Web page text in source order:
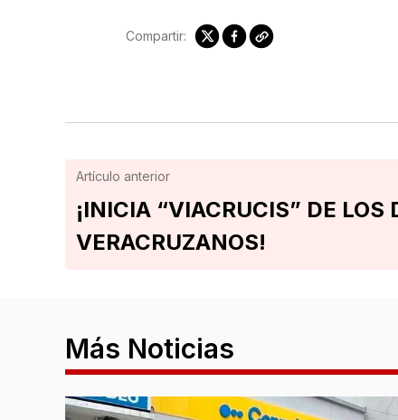
Compartir:
Artículo anterior
¡INICIA “VIACRUCIS” DE LOS
VERACRUZANOS!
Más Noticias